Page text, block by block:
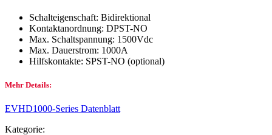
Schalteigenschaft: Bidirektional
Kontaktanordnung: DPST-NO
Max. Schaltspannung: 1500Vdc
Max. Dauerstrom: 1000A
Hilfskontakte: SPST-NO (optional)
Mehr Details:
EVHD1000-Series Datenblatt
Kategorie: